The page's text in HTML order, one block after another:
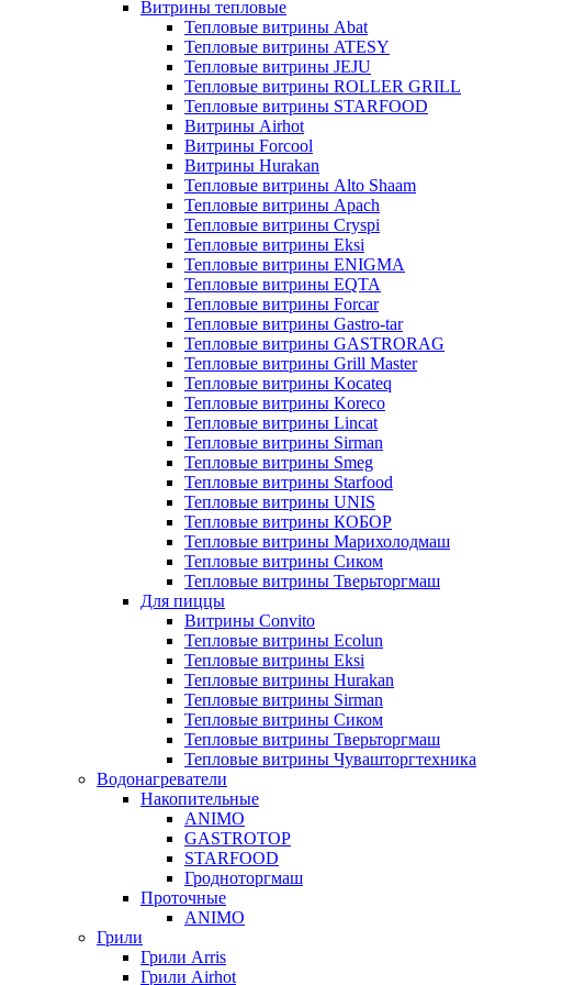
Витрины тепловые
Тепловые витрины Abat
Тепловые витрины ATESY
Тепловые витрины JEJU
Тепловые витрины ROLLER GRILL
Тепловые витрины STARFOOD
Витрины Airhot
Витрины Forcool
Витрины Hurakan
Тепловые витрины Alto Shaam
Тепловые витрины Apach
Тепловые витрины Cryspi
Тепловые витрины Eksi
Тепловые витрины ENIGMA
Тепловые витрины EQTA
Тепловые витрины Forcar
Тепловые витрины Gastro-tar
Тепловые витрины GASTRORAG
Тепловые витрины Grill Master
Тепловые витрины Kocateq
Тепловые витрины Koreco
Тепловые витрины Lincat
Тепловые витрины Sirman
Тепловые витрины Smeg
Тепловые витрины Starfood
Тепловые витрины UNIS
Тепловые витрины КОБОР
Тепловые витрины Марихолодмаш
Тепловые витрины Сиком
Тепловые витрины Тверьторгмаш
Для пиццы
Витрины Convito
Тепловые витрины Ecolun
Тепловые витрины Eksi
Тепловые витрины Hurakan
Тепловые витрины Sirman
Тепловые витрины Сиком
Тепловые витрины Тверьторгмаш
Тепловые витрины Чувашторгтехника
Водонагреватели
Накопительные
ANIMO
GASTROTOP
STARFOOD
Гродноторгмаш
Проточные
ANIMO
Грили
Грили Arris
Грили Airhot